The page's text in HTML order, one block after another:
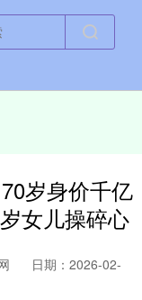
岁身价千亿
女儿操碎心
日期：2026-02-